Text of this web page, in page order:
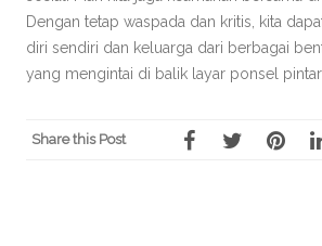
Dengan tetap waspada dan kritis, kita
diri sendiri dan keluarga dari berbagai
yang mengintai di balik layar ponsel pintar
Share this Post